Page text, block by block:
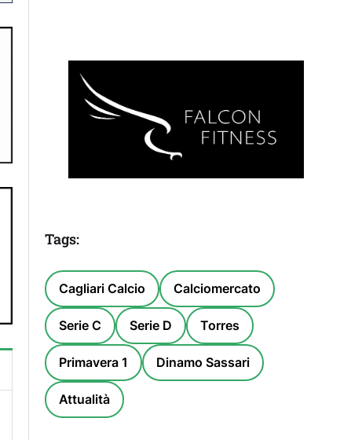
Tags:
Cagliari Calcio Calciomercato
Serie C Serie D Torres
Primavera 1 Dinamo Sassari
Attualità